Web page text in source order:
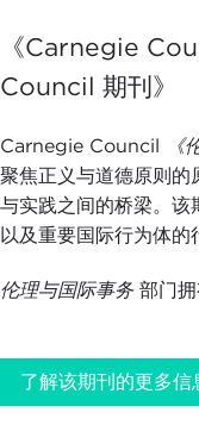
《Carnegie
Council 期刊》
Carnegie Council 《
聚焦正义与道德原则的
与实践之间的桥梁。该
以及重要国际行为体的
伦理与国际事务 部门
了解该期刊的更多信